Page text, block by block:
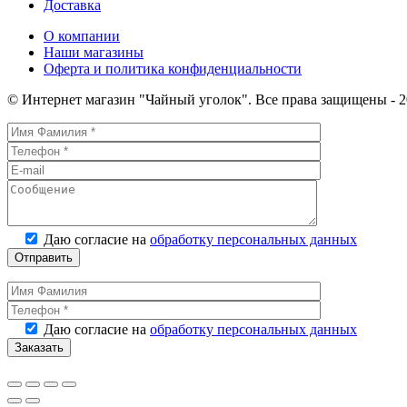
Доставка
О компании
Наши магазины
Оферта и политика конфиденциальности
© Интернет магазин "Чайный уголок". Все права защищены -
Даю согласие на обработку персональных данных
Даю согласие на обработку персональных данных